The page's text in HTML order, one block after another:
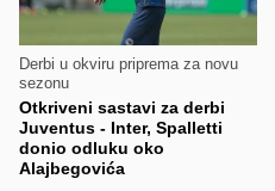
Derbi u okviru priprema za novu
sezonu
Otkriveni sastavi za derbi
Juventus - Inter, Spalletti
donio odluku oko
Alajbegovića